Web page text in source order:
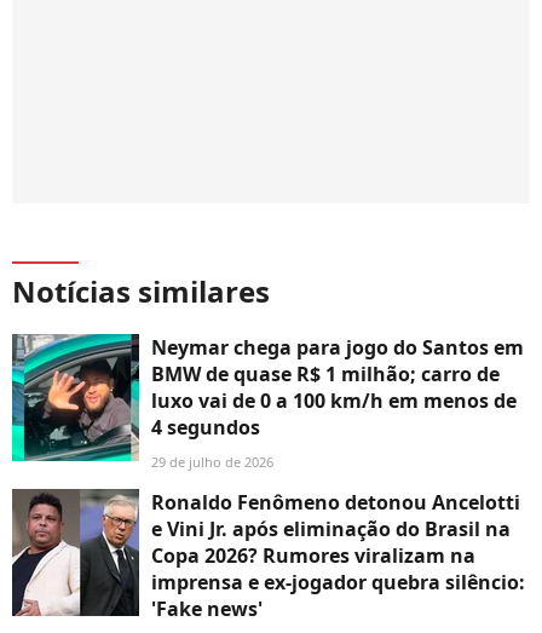
Notícias similares
Neymar chega para jogo do Santos em
BMW de quase R$ 1 milhão; carro de
luxo vai de 0 a 100 km/h em menos de
4 segundos
29 de julho de 2026
Ronaldo Fenômeno detonou Ancelotti
e Vini Jr. após eliminação do Brasil na
Copa 2026? Rumores viralizam na
imprensa e ex-jogador quebra silêncio:
'Fake news'